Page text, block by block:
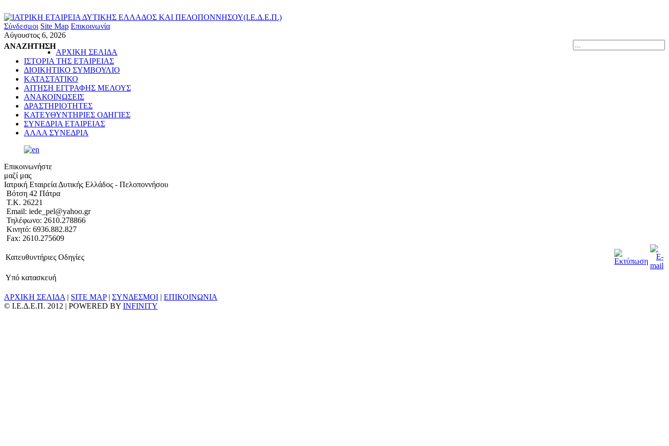
Σύνδεσμοι Site Map Επικοινωνία
Αύγουστος 6, 2026
ΑΝΑΖΗΤΗΣΗ
ΑΡΧΙΚΗ ΣΕΛΙΔΑ
ΙΣΤΟΡΙΑ ΤΗΣ ΕΤΑΙΡΕΙΑΣ
ΔΙΟΙΚΗΤΙΚΟ ΣΥΜΒΟΥΛΙΟ
ΚΑΤΑΣΤΑΤΙΚΟ
ΑΙΤΗΣΗ ΕΓΓΡΑΦΗΣ ΜΕΛΟΥΣ
ΑΝΑΚΟΙΝΩΣΕΙΣ
ΔΡΑΣΤΗΡΙΟΤΗΤΕΣ
ΚΑΤΕΥΘΥΝΤΗΡΙΕΣ ΟΔΗΓΙΕΣ
ΣΥΝΕΔΡΙΑ ΕΤΑΙΡΕΙΑΣ
ΑΛΛΑ ΣΥΝΕΔΡΙΑ
Επικοινωνήστε
μαζί μας
Ιατρική Εταιρεία Δυτικής Ελλάδος - Πελοποννήσου
Βότση 42 Πάτρα
Τ.Κ. 26221
Email: iede_pel@yahoo.gr
Τηλέφωνο: 2610.278866
Κινητό: 6936.882.827
Fax: 2610.275609
Κατευθυντήριες Οδηγίες
Υπό κατασκευή
ΑΡΧΙΚΗ ΣΕΛΙΔΑ | SITE MAP| ΣΥΝΔΕΣΜΟΙ | ΕΠΙΚΟΙΝΩΝΙΑ
© Ι.Ε.Δ.Ε.Π. 2012 | POWERED BY INFINITY